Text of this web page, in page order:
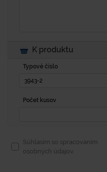
K produktu
Typové číslo
Počet kusov
Súhlasím so spracovaním
osobných údajov.